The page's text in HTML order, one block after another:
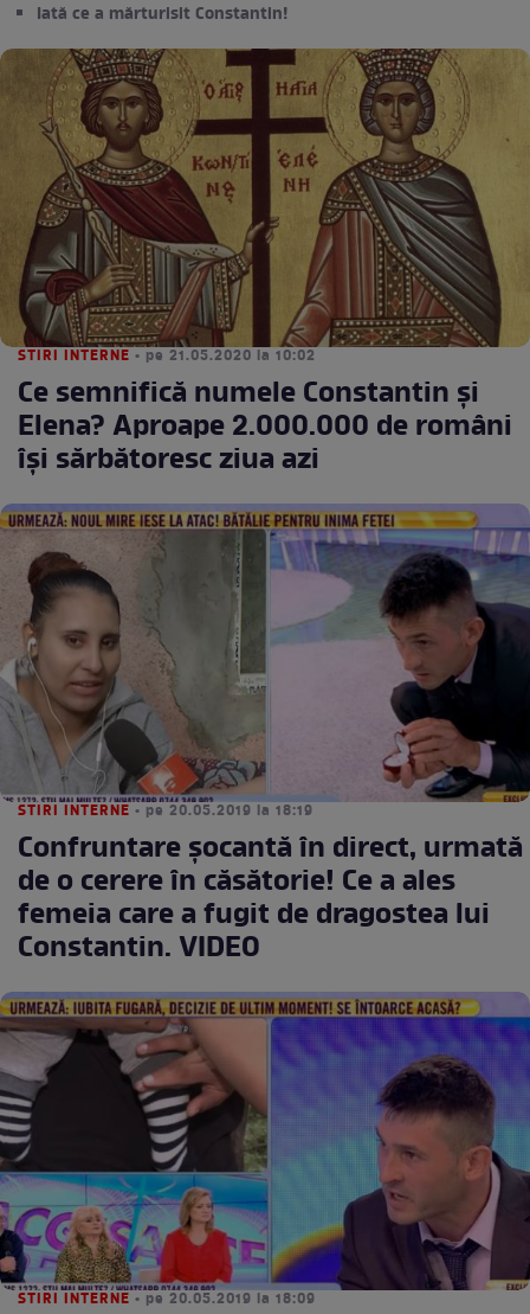
Iată ce a mărturisit Constantin!
STIRI INTERNE • pe 21.05.2020 la 10:02
Ce semnifică numele Constantin și
Elena? Aproape 2.000.000 de români
își sărbătoresc ziua azi
STIRI INTERNE • pe 20.05.2019 la 18:19
Confruntare şocantă în direct, urmată
de o cerere în căsătorie! Ce a ales
femeia care a fugit de dragostea lui
Constantin. VIDEO
STIRI INTERNE • pe 20.05.2019 la 18:09